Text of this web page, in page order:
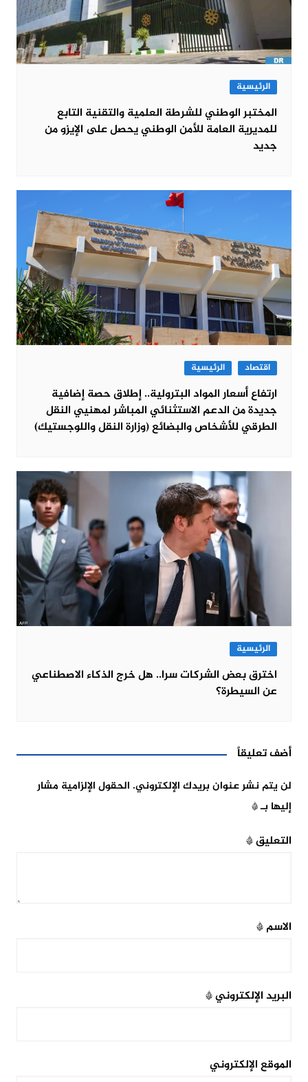
الرئيسية
المختبر الوطني للشرطة العلمية والتقنية التابع
للمديرية العامة للأمن الوطني يحصل على الإيزو من
جديد
اقتصاد الرئيسية
ارتفاع أسعار المواد البترولية.. إطلاق حصة إضافية
جديدة من الدعم الاستثنائي المباشر لمهنيي النقل
الطرقي للأشخاص والبضائع (وزارة النقل واللوجستيك)
الرئيسية
اخترق بعض الشركات سرا.. هل خرج الذكاء الاصطناعي
عن السيطرة؟
أضف تعليقاً
لن يتم نشر عنوان بريدك الإلكتروني. الحقول الإلزامية مشار
إليها بـ*
التعليق*
الاسم*
البريد الإلكتروني*
الموقع الإلكتروني